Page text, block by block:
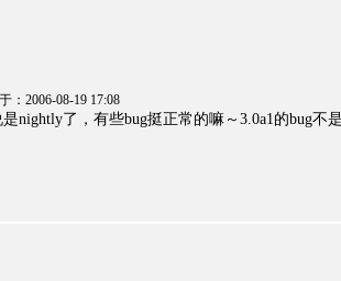
：2006-08-19 17:08
nightly了，有些bug挺正常的嘛～3.0a1的bug不